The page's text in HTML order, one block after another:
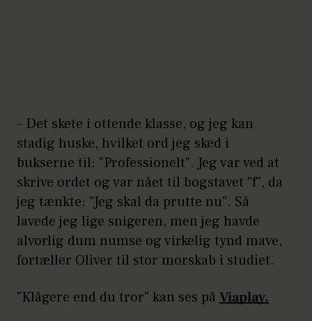
– Det skete i ottende klasse, og jeg kan
stadig huske, hvilket ord jeg sked i
bukserne til: "Professionelt". Jeg var ved at
skrive ordet og var nået til bogstavet "f", da
jeg tænkte: "Jeg skal da prutte nu". Så
lavede jeg lige snigeren, men jeg havde
alvorlig dum numse og virkelig tynd mave,
fortæller Oliver til stor morskab i studiet.
"Klågere end du tror" kan ses på Viaplay.